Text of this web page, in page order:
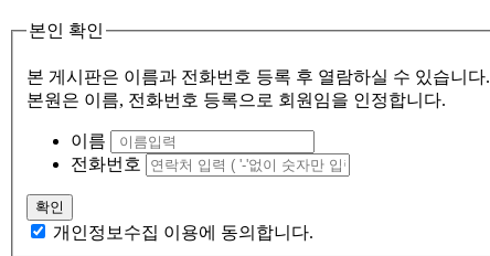
본인 확인
본 게시판은 이름과 전화번호 등록 후 열람하실 수 있습니다.
본원은 이름, 전화번호 등록으로 회원임을 인정합니다.
이름
전화번호
확인
개인정보수집 이용에 동의합니다.